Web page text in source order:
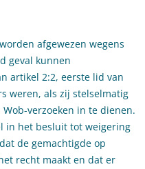
afgewezen wegens
geval kunnen
artikel 2:2, eerste lid van
weren, als zij stelselmatig
verzoeken in te dienen.
in het besluit tot weigering
de gemachtigde op
recht maakt en dat er